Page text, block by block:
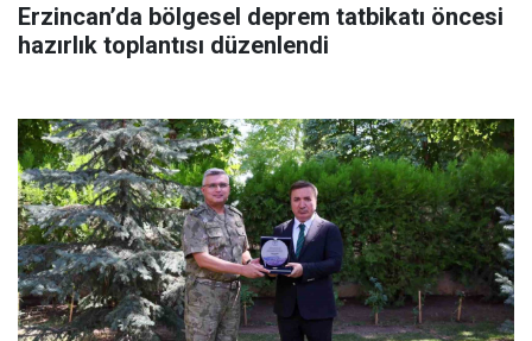
Erzincan’da bölgesel deprem tatbikatı öncesi
hazırlık toplantısı düzenlendi